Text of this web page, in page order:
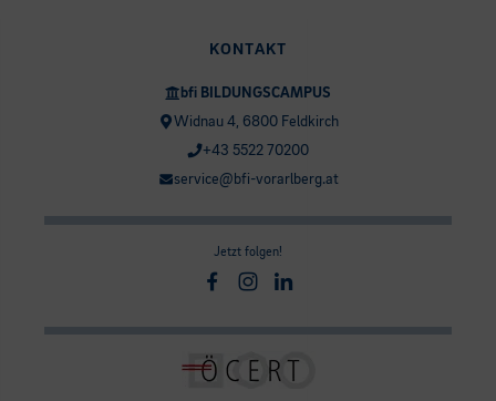
KONTAKT
bfi BILDUNGSCAMPUS
Widnau 4, 6800 Feldkirch
+43 5522 70200
service@bfi-vorarlberg.at
Jetzt folgen!
Facebook
Instagram
Linkedin